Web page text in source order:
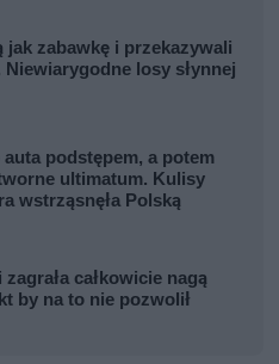
jak zabawkę i przekazywali
Niewiarygodne losy słynnej
auta podstępem, a potem
ultimatum. Kulisy
wstrząsnęła Polską
zagrała całkowicie nagą
by na to nie pozwolił